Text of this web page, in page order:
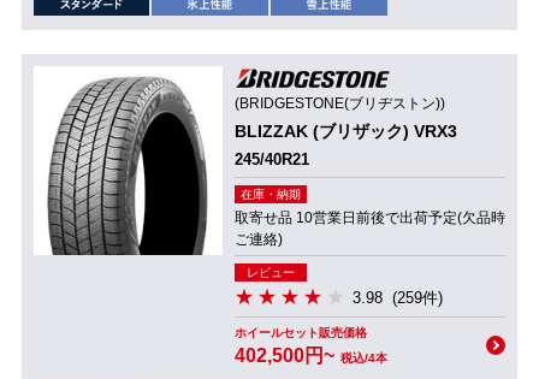
(BRIDGESTONE(ブリヂストン))
BLIZZAK (ブリザック) VRX3
245/40R21
在庫・納期
取寄せ品 10営業日前後で出荷予定(欠品時
ご連絡)
レビュー
3.98 (259件)
ホイールセット販売価格
402,500円~ 税込/4本